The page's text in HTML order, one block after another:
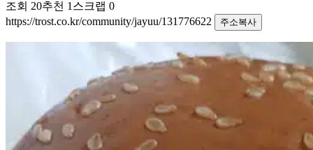
조회 20추천 1 스크랩 0
https://trost.co.kr/community/jayuu/131776622
주소복사